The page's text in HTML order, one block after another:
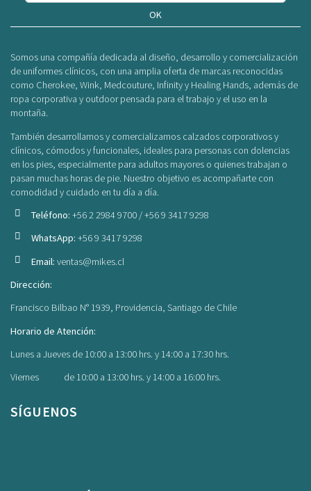
OK
Somos una compañía dedicada al diseño, desarrollo y comercialización
de uniformes clínicos, con una amplia oferta de marcas reconocidas
como Cherokee, Wink, Medcouture, Infinity y Healing Hands, además de
ropa corporativa y outdoor pensada para el trabajo y el uso en la
montaña.
También desarrollamos y comercializamos calzados corporativos y
clínicos, cómodos y funcionales, ideales para personas con dolencias
en los pies, especialmente para adultos mayores o quienes trabajan o
pasan muchas horas de pie. Nuestro objetivo es acompañarte con
comodidad y cuidado en tu día a día.
Teléfono: +56 2 2984 9700 / +56 9 3417 9298
WhatsApp: +56 9 3417 9298
Email: ventas@mikes.cl
Dirección:
Francisco Bilbao N° 1939, Providencia, Santiago de Chile
Horario de Atención:
Lunes a Jueves de 10:00 a 13:00 hrs. y 14:00 a 17:30 hrs.
Viernes de 10:00 a 13:00 hrs. y 14:00 a 16:00 hrs.
SÍGUENOS